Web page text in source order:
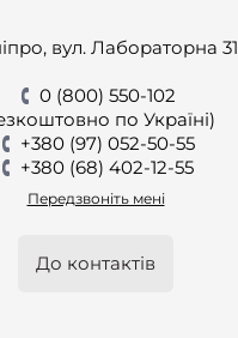
вул. Лабораторна 31
0 (800) 550-102
по Україні)
+380 (97) 052-50-55
+380 (68) 402-12-55
Передзвоніть мені
До контактів